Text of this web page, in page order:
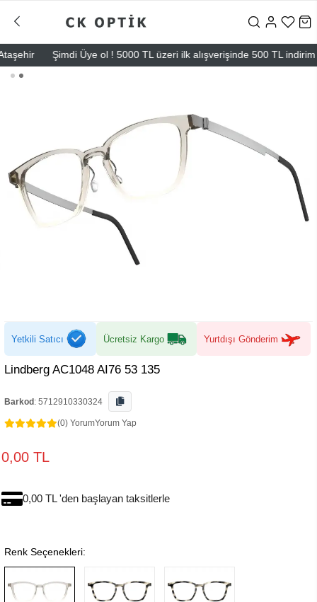
Şimdi Üye ol ! 5000 TL üzeri ilk alışverişinde 500 TL indirim
Yetkili Satıcı Ücretsiz Kargo Yurtdışı Gönderim
Lindberg AC1048 AI76 53 135
Barkod : 5712910330324
(0) YorumYorum Yap
0,00 TL
0,00 TL 'den başlayan taksitlerle
Renk Seçenekleri: